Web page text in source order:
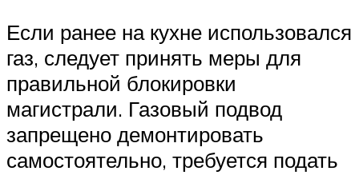
Если ранее на кухне использовался
газ, следует принять меры для
правильной блокировки
магистрали. Газовый подвод
запрещено демонтировать
самостоятельно, требуется подать